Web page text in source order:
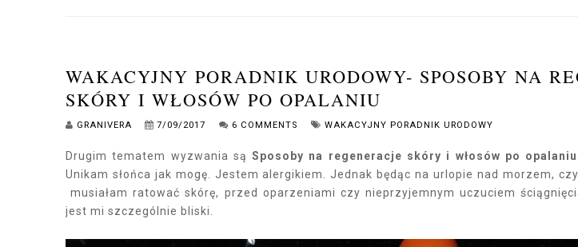
WAKACYJNY PORADNIK URODOWY- SPOSOBY NA
SKÓRY I WŁOSÓW PO OPALANIU
GRANIVERA 7/09/2017 6 COMMENTS WAKACYJNY PORADNIK URODOWY
Drugim tematem wyzwania sąSposoby na regeneracje skóry i włosów po opalaniu
Unikam słońca jak mogę. Jestem alergikiem. Jednak będąc na urlopie nad morzem,
musiałam ratować skórę, przed oparzeniami czy nieprzyjemnym uczuciem
jest mi szczególnie bliski.